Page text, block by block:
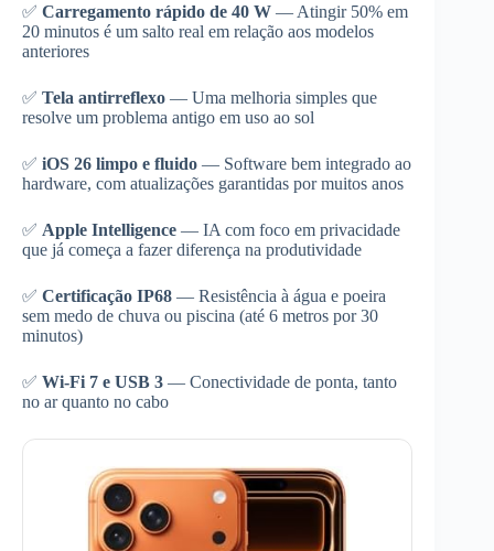
✅ Carregamento rápido de 40 W — Atingir 50% em
20 minutos é um salto real em relação aos modelos
anteriores
✅ Tela antirreflexo — Uma melhoria simples que
resolve um problema antigo em uso ao sol
✅ iOS 26 limpo e fluido — Software bem integrado ao
hardware, com atualizações garantidas por muitos anos
✅ Apple Intelligence — IA com foco em privacidade
que já começa a fazer diferença na produtividade
✅ Certificação IP68 — Resistência à água e poeira
sem medo de chuva ou piscina (até 6 metros por 30
minutos)
✅ Wi-Fi 7 e USB 3 — Conectividade de ponta, tanto
no ar quanto no cabo